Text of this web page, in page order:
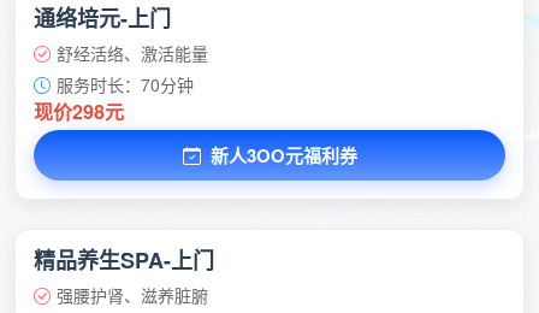
通络培元-上门
舒经活络、激活能量
服务时长：70分钟
现价298元
新人3OO元福利券
精品养生SPA-上门
强腰护肾、滋养脏腑